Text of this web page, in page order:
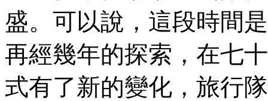
盛。可以說，這段時間
再經幾年的探索，在七
式有了新的變化，旅行